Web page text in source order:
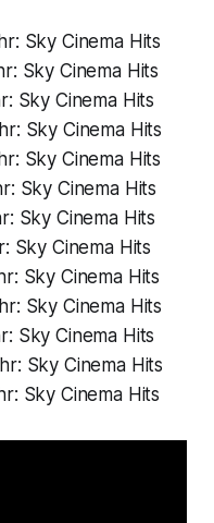
Sky Cinema Hits
Sky Cinema Hits
Sky Cinema Hits
Sky Cinema Hits
Sky Cinema Hits
Sky Cinema Hits
Sky Cinema Hits
Sky Cinema Hits
Sky Cinema Hits
Sky Cinema Hits
Sky Cinema Hits
Sky Cinema Hits
Sky Cinema Hits